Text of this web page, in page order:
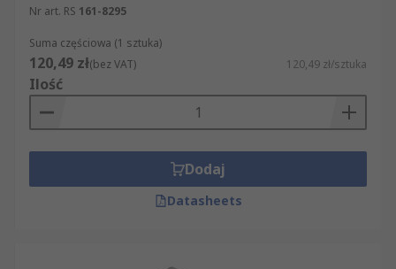
Nr art. RS 161-8295
Suma częściowa (1 sztuka)
120,49 zł(bez VAT) 120,49 zł/sztuka
Ilość
Dodaj
Datasheets